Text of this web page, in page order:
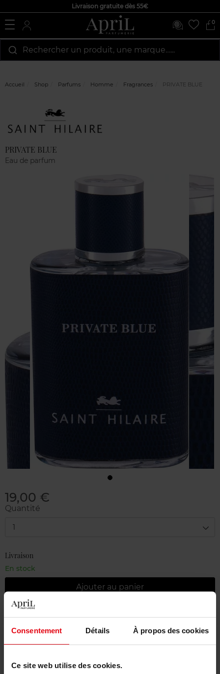
Consentement Détails À propos des cookies
Ce site web utilise des cookies.
Livraison gratuite dès 55€
0
Rechercher un produit, une marque…...
Accueil Shop Parfums Homme Fragrances PRIVATE BLUE
PRIVATE BLUE
Eau de parfum
19,00 €
Quantité
1
Livraison
En stock
Ajouter au panier
Livraison gratuite à partir de 55€
Retour gratuit dans votre magasin